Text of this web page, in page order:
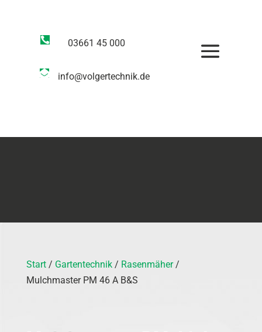
 03661 45 000
 info@volgertechnik.de
Start/ Gartentechnik/ Rasenmäher/
Mulchmaster PM 46 A B&S